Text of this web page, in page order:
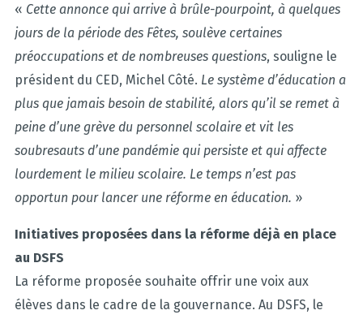
« Cette annonce qui arrive à brûle-pourpoint, à quelques
jours de la période des Fêtes, soulève certaines
préoccupations et de nombreuses questions, souligne le
président du CED, Michel Côté. Le système d’éducation a
plus que jamais besoin de stabilité, alors qu’il se remet à
peine d’une grève du personnel scolaire et vit les
soubresauts d’une pandémie qui persiste et qui affecte
lourdement le milieu scolaire. Le temps n’est pas
opportun pour lancer une réforme en éducation. »
Initiatives proposées dans la réforme déjà en place
au DSFS
La réforme proposée souhaite offrir une voix aux
élèves dans le cadre de la gouvernance. Au DSFS, le